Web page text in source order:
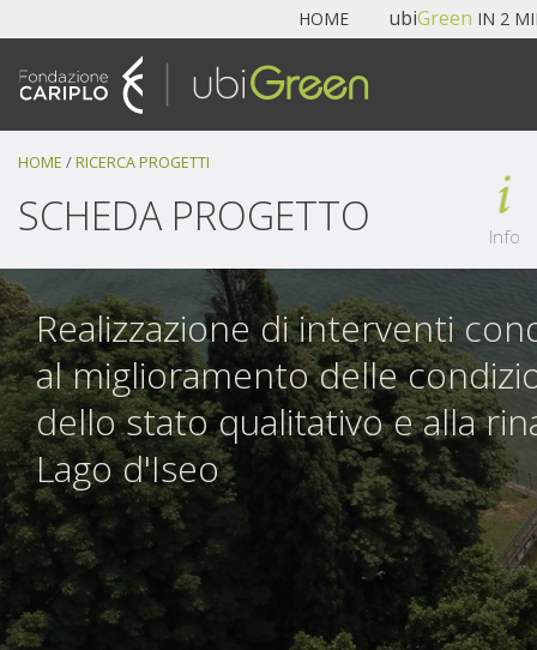
contenuti.
alla
Navigazione
HOME ubiGreen IN 2
HOME /RICERCA PROGETTI
SCHEDA PROGETTO Info
Realizzazione di interventi
al miglioramento delle
dello stato qualitativo e alla
Lago d'Iseo